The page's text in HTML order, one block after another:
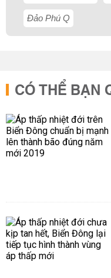
Đảo Phú Q
CÓ THỂ BẠN